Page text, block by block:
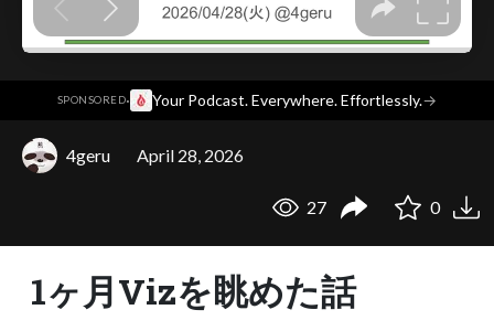
SPONSORED· Your Podcast. Everywhere. Effortlessly.→
4geru April 28, 2026
27 0
1ヶ月Vizを眺めた話